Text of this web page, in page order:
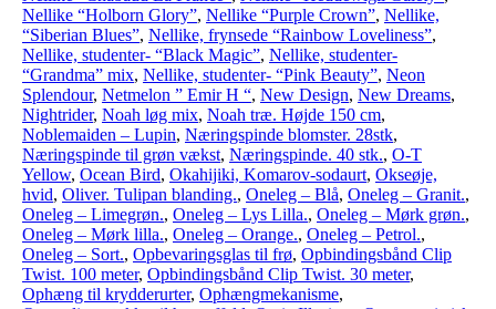
Nellike “Holborn Glory”, Nellike “Purple Crown”, Nellike,
“Siberian Blues”, Nellike, frynsede “Rainbow Loveliness”,
Nellike, studenter- “Black Magic”, Nellike, studenter-
“Grandma” mix, Nellike, studenter- “Pink Beauty”, Neon
Splendour, Netmelon ” Emir H “, New Design, New Dreams,
Nightrider, Noah løg mix, Noah træ. Højde 150 cm,
Noblemaiden – Lupin, Næringspinde blomster. 28stk,
Næringspinde til grøn vækst, Næringspinde. 40 stk., O-T
Yellow, Ocean Bird, Okahijiki, Komarov-sodaurt, Okseøje,
hvid, Oliver. Tulipan blanding., Oneleg – Blå, Oneleg – Granit.,
Oneleg – Limegrøn., Oneleg – Lys Lilla., Oneleg – Mørk grøn.,
Oneleg – Mørk lilla., Oneleg – Orange., Oneleg – Petrol.,
Oneleg – Sort., Opbevaringsglas til frø, Opbindingsbånd Clip
Twist. 100 meter, Opbindingsbånd Clip Twist. 30 meter,
Ophæng til krydderurter, Ophængmekanisme,